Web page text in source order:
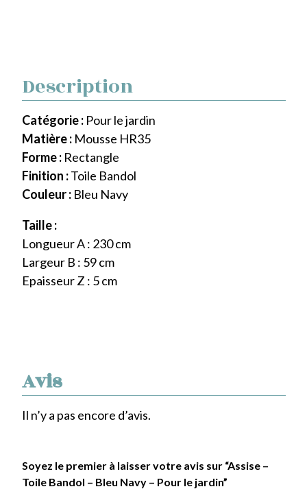
Avis
Il n’y a pas encore d’avis.
Soyez le premier à laisser votre avis sur “Assise –
Toile Bandol – Bleu Navy – Pour le jardin”
Description
Catégorie : Pour le jardin
Matière : Mousse HR35
Forme : Rectangle
Finition :Toile Bandol
Couleur : Bleu Navy
Taille :
Longueur A : 230 cm
Largeur B : 59 cm
Epaisseur Z : 5 cm